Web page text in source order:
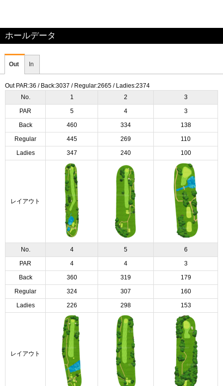
ホールデータ
Out In
Out PAR:36 / Back:3037 / Regular:2665 / Ladies:2374
No.
1 2 3
PAR 5 4 3
Back 460 334 138
Regular 445 269 110
Ladies 347 240 100
レイアウト
No. 4 5 6
PAR 4 4 3
Back 360 319 179
Regular 324 307 160
Ladies 226 298 153
レイアウト